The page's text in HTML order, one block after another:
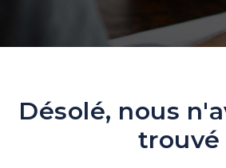
Désolé, nous
trouvé